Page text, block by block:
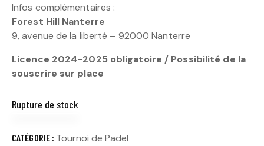
Infos complémentaires :
Forest Hill Nanterre
9, avenue de la liberté – 92000 Nanterre
Licence 2024-2025 obligatoire / Possibilité de la
souscrire sur place
Rupture de stock
CATÉGORIE : Tournoi de Padel